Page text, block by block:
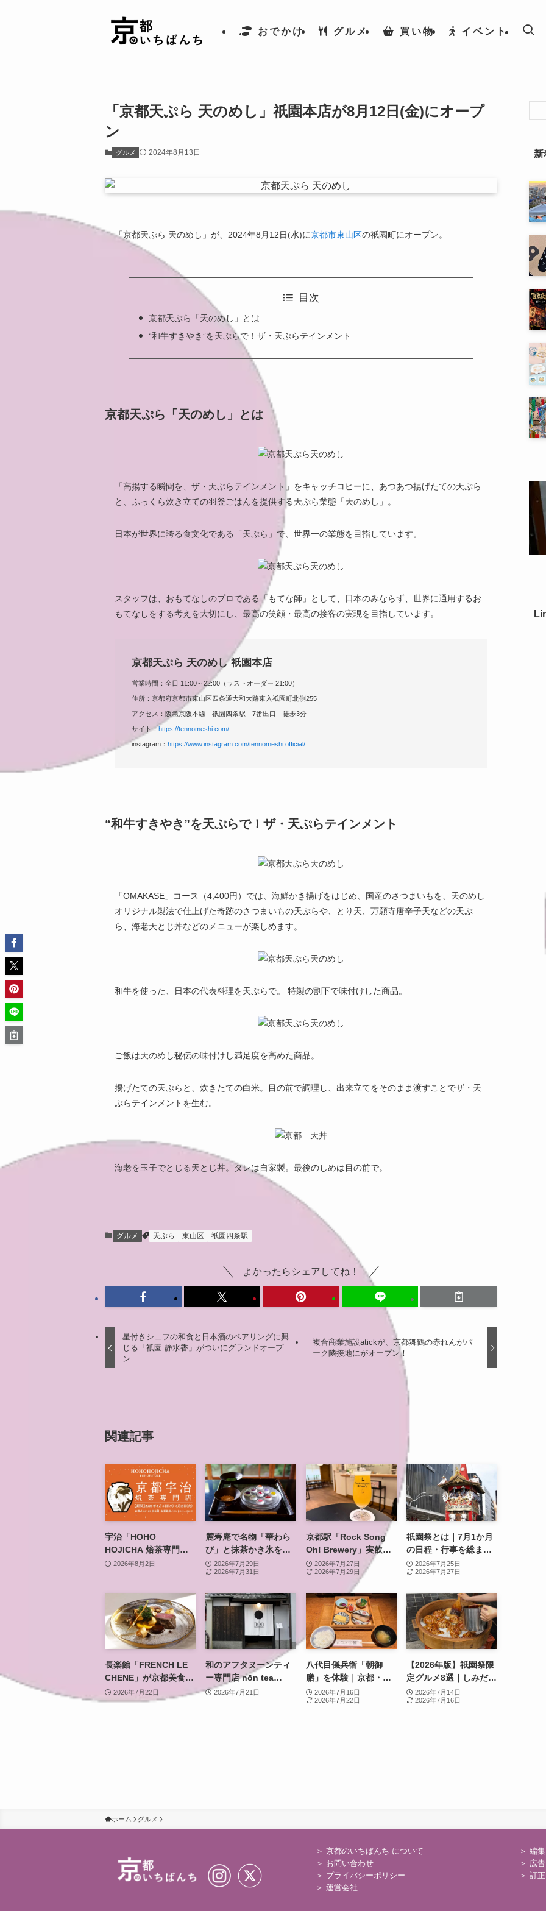
おでかけ グルメ 買い物 イベント
「京都天ぷら 天のめし」祇園本店が8月12日(金)にオープ
ン
グルメ 2024年8月13日
「京都天ぷら 天のめし」が、2024年8月12日(水)に京都市東山区の祇園町にオープン。
目次
京都天ぷら「天のめし」とは
“和牛すきやき”を天ぷらで！ザ・天ぷらテインメント
京都天ぷら「天のめし」とは
「高揚する瞬間を、ザ・天ぷらテインメント」をキャッチコピーに、あつあつ揚げたての天ぷら
と、ふっくら炊き立ての羽釜ごはんを提供する天ぷら業態「天のめし」。
日本が世界に誇る食文化である「天ぷら」で、世界一の業態を目指しています。
スタッフは、おもてなしのプロである「もてな師」として、日本のみならず、世界に通用するお
もてなしをする考えを大切にし、最高の笑顔・最高の接客の実現を目指しています。
京都天ぷら 天のめし 祇園本店
営業時間：全日 11:00～22:00（ラストオーダー 21:00）
住所：京都府京都市東山区四条通大和大路東入祇園町北側255
アクセス：阪急京阪本線 祇園四条駅 7番出口 徒歩3分
サイト：https://tennomeshi.com/
instagram： https://www.instagram.com/tennomeshi.official/
“和牛すきやき”を天ぷらで！ザ・天ぷらテインメント
「OMAKASE」コース（4,400円）では、海鮮かき揚げをはじめ、国産のさつまいもを、天のめし
オリジナル製法で仕上げた奇跡のさつまいもの天ぷらや、とり天、万願寺唐辛子天などの天ぷ
ら、海老天とじ丼などのメニューが楽しめます。
和牛を使った、日本の代表料理を天ぷらで。 特製の割下で味付けした商品。
ご飯は天のめし秘伝の味付けし満足度を高めた商品。
揚げたての天ぷらと、炊きたての白米。目の前で調理し、出来立てをそのまま渡すことでザ・天
ぷらテインメントを生む。
海老を玉子でとじる天とじ丼。タレは自家製。最後のしめは目の前で。
グルメ 天ぷら 東山区 祇園四条駅
よかったらシェアしてね！
星付きシェフの和食と日本酒のペアリングに興
じる「祇園 静水香」がついにグランドオープ
ン
複合商業施設atickが、京都舞鶴の赤れんがパ
ーク隣接地にがオープン！
関連記事
宇治「HOHO
HOJICHA 焙茶専門
店」が京都ポルタで
2026年8月2日
麓寿庵で名物「華わら
び」と抹茶かき氷を実
食 登録有形文化財で味
わう京都時間
2026年7月29日
2026年7月31日
京都駅「Rock Song
Oh! Brewery」実飲レ
ポ｜JR東海グループ初
の自社醸造クラフトビ
ールを八条口で
2026年7月27日
2026年7月29日
祇園祭とは｜7月1か月
の日程・行事を総まと
め。神幸祭・山鉾巡
行・還幸祭まで
2026年7月25日
2026年7月27日
長楽館「FRENCH LE
CHENE」が京都美食め
ぐり2026夏に参加 丹
波牛の限定コースを重
2026年7月22日
和のアフタヌーンティ
ー専門店 nōn tea
ceremony 東山がオー
2026年7月21日
八代目儀兵衛「朝御
膳」を体験｜京都・祇
園で炊きたて土鍋ごは
んと黄金のおこげを味
2026年7月16日
2026年7月22日
【2026年版】祇園祭限
定グルメ8選｜しみだれ
豚まん・行者餅から宵
山限定スイーツまで
2026年7月14日
2026年7月16日
ホーム グルメ
＞ 京都のいちばんち について
＞ お問い合わせ
＞ プライバシーポリシー
＞運営会社
＞ 編
＞ 広
＞ 訂